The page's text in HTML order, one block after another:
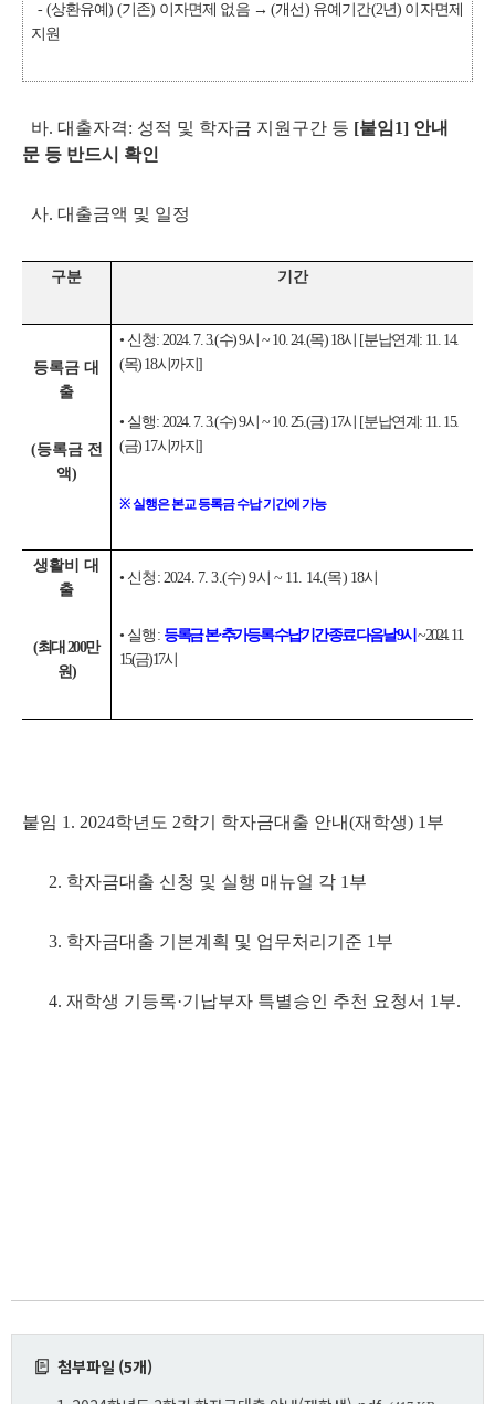
- (상환유예) (기존) 이자면제 없음 → (개선) 유예기간(2년) 이자면제
지원
바. 대출자격: 성적 및 학자금 지원구간 등 [붙임1] 안내
문 등 반드시 확인
사. 대출금액 및 일정
구분 기간
등록금 대
출
(등록금 전
액)
• 신청:2024. 7. 3.(수) 9시 ~ 10. 24.(목) 18시 [분납연계: 11. 14.
(목) 18시까지]
• 실행:2024. 7. 3.(수) 9시 ~ 10. 25.(금) 17시 [분납연계: 11. 15.
(금) 17시까지]
※실행은 본교 등록금 수납 기간에 가능
생활비 대
출
(최대 200만
원)
• 신청: 2024. 7. 3.(수) 9시 ~ 11. 14.(목) 18시
• 실행: 등록금 본·추가등록 수납기간 종료 다음날 9시 ~ 2024. 11.
15.(금) 17시
붙임 1. 2024학년도 2학기 학자금대출 안내(재학생) 1부
2. 학자금대출 신청 및 실행 매뉴얼 각 1부
3. 학자금대출 기본계획 및 업무처리기준 1부
4. 재학생 기등록·기납부자 특별승인 추천 요청서 1부.
첨부파일 (5개)